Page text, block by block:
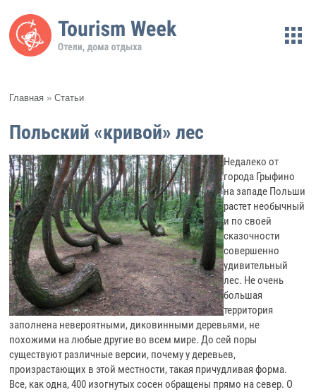
Главная »Статьи
Польский «кривой» лес
Недалеко от
города Грыфино
на западе Польши
растет необычный
и по своей
сказочности
совершенно
удивительный
лес. Не очень
большая
территория
заполнена невероятными, диковинными деревьями, не
похожими на любые другие во всем мире. До сей поры
существуют различные версии, почему у деревьев,
произрастающих в этой местности, такая причудливая форма.
Все, как одна, 400 изогнутых сосен обращены прямо на север. О